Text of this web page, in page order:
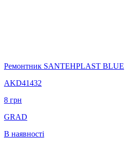
Ремонтник SANTEHPLAST BLUE
AKD41432
8 грн
GRAD
В наявності